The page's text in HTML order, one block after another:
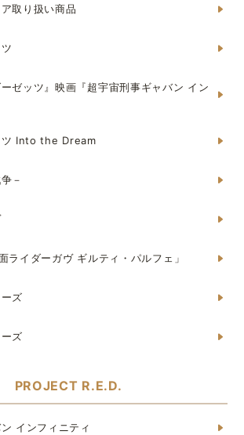
取り扱い商品
ゼッツ』映画『超宇宙刑事ギャバン イン
ツ Into the Dream
－
ライダーガヴ ギルティ・パルフェ」
ズ
ズ
PROJECT R.E.D.
インフィニティ